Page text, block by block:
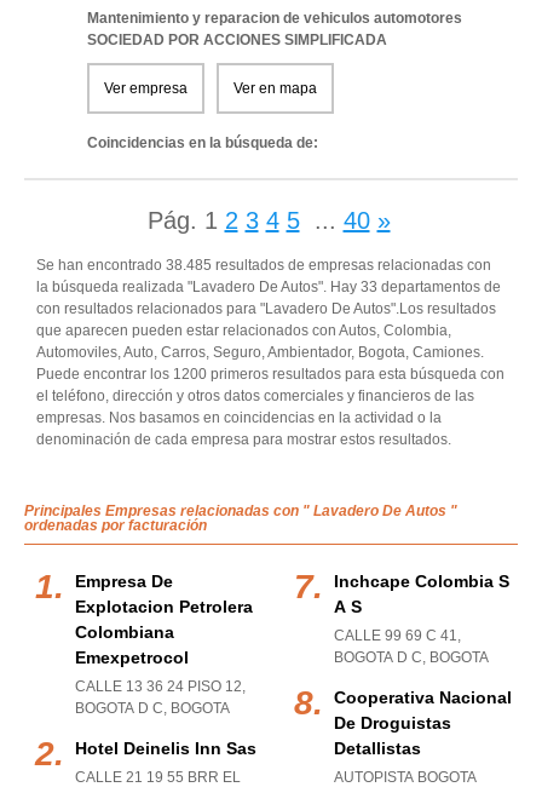
Mantenimiento y reparacion de vehiculos automotores
SOCIEDAD POR ACCIONES SIMPLIFICADA
Ver empresa Ver en mapa
Coincidencias en la búsqueda de:
Pág. 1 2 3 4 5 ... 40 »
Se han encontrado 38.485 resultados de empresas relacionadas con
la búsqueda realizada "Lavadero De Autos". Hay 33 departamentos de
con resultados relacionados para "Lavadero De Autos".Los resultados
que aparecen pueden estar relacionados con Autos, Colombia,
Automoviles, Auto, Carros, Seguro, Ambientador, Bogota, Camiones.
Puede encontrar los 1200 primeros resultados para esta búsqueda con
el teléfono, dirección y otros datos comerciales y financieros de las
empresas. Nos basamos en coincidencias en la actividad o la
denominación de cada empresa para mostrar estos resultados.
Principales Empresas relacionadas con " Lavadero De Autos "
ordenadas por facturación
Empresa De
Explotacion Petrolera
Colombiana
Emexpetrocol
CALLE 13 36 24 PISO 12,
BOGOTA D C, BOGOTA
Hotel Deinelis Inn Sas
CALLE 21 19 55 BRR EL
Inchcape Colombia S
A S
CALLE 99 69 C 41,
BOGOTA D C, BOGOTA
Cooperativa Nacional
De Droguistas
Detallistas
AUTOPISTA BOGOTA